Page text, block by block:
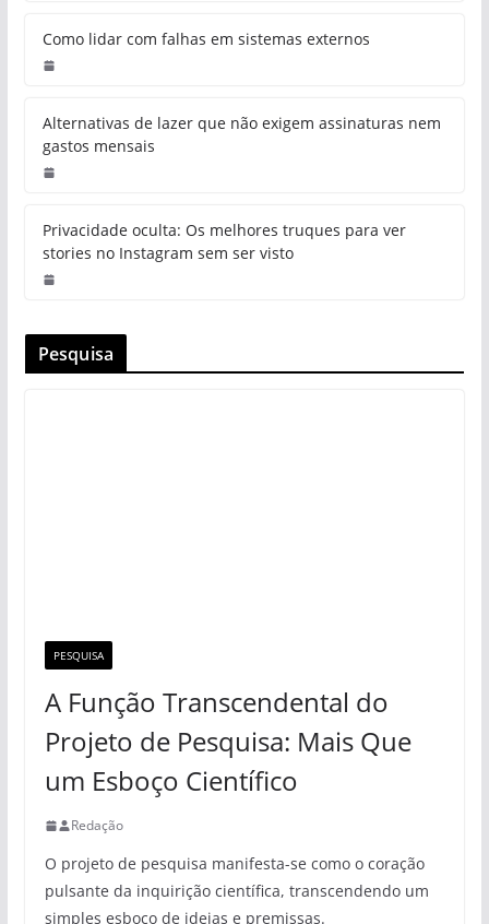
Como lidar com falhas em sistemas externos
Alternativas de lazer que não exigem assinaturas nem
gastos mensais
Privacidade oculta: Os melhores truques para ver
stories no Instagram sem ser visto
Pesquisa
PESQUISA
A Função Transcendental do
Projeto de Pesquisa: Mais Que
um Esboço Científico
Redação
O projeto de pesquisa manifesta-se como o coração
pulsante da inquirição científica, transcendendo um
simples esboço de ideias e premissas.